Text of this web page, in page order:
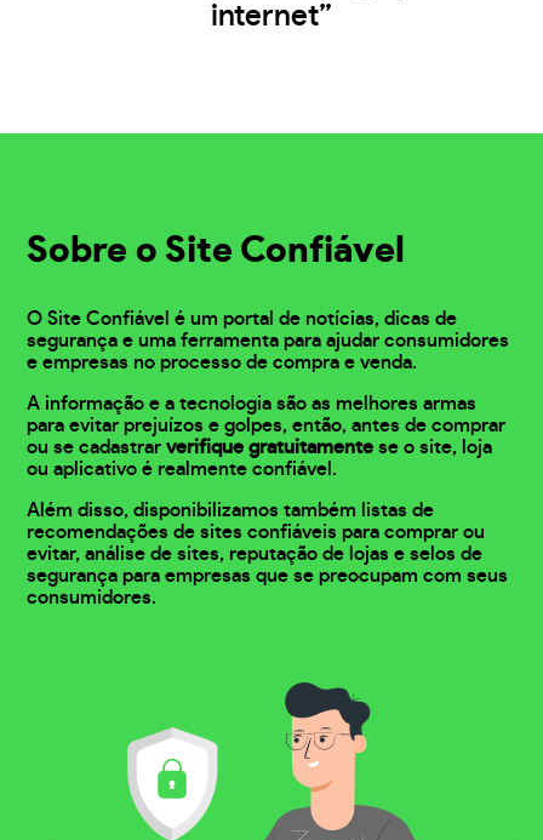
internet”
Sobre o Site Confiável
O Site Confiável é um portal de notícias, dicas de
segurança e uma ferramenta para ajudar consumidores
e empresas no processo de compra e venda.
A informação e a tecnologia são as melhores armas
para evitar prejuízos e golpes, então, antes de comprar
ou se cadastrarverifique gratuitamente se o site, loja
ou aplicativo é realmente confiável.
Além disso, disponibilizamos também listas de
recomendações de sites confiáveis para comprar ou
evitar, análise de sites, reputação de lojas e selos de
segurança para empresas que se preocupam com seus
consumidores.